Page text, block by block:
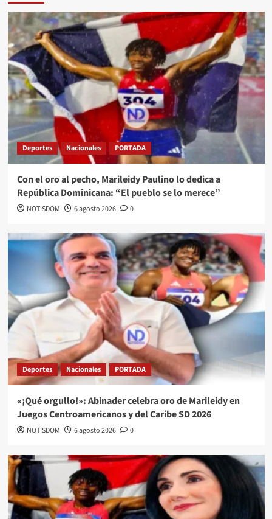
Deportes Nacionales PORTADA
Con el oro al pecho, Marileidy Paulino lo dedica a
República Dominicana: “El pueblo se lo merece”
NOTISDOM 6 agosto 2026 0
Deportes Nacionales PORTADA
«¡Qué orgullo!»: Abinader celebra oro de Marileidy en
Juegos Centroamericanos y del Caribe SD 2026
NOTISDOM 6 agosto 2026 0